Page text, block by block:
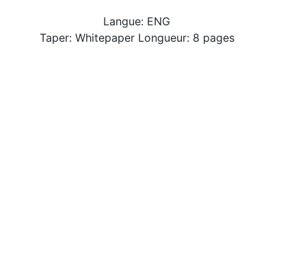
Langue: ENG
Taper: Whitepaper Longueur: 8 pages